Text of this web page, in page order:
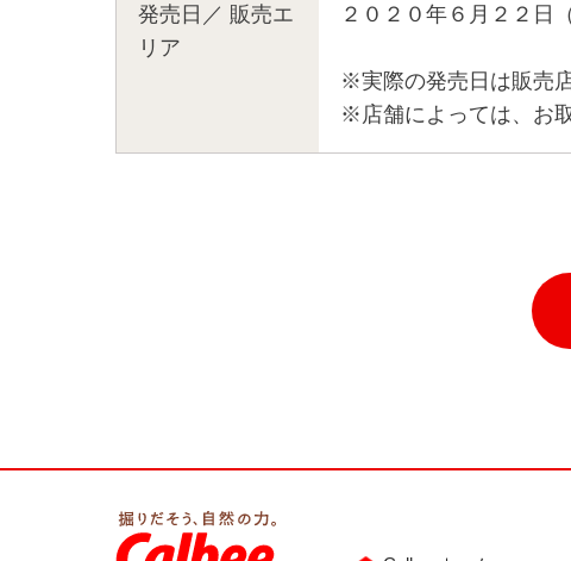
発売日／ 販売エ
リア
２０２０年６月２２日
※実際の発売日は販売
※店舗によっては、お